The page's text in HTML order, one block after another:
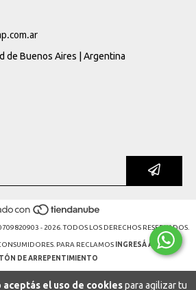
aceptás el uso de cookiespara agilizar tu
de Buenos Aires | Argentina
- 2026. TODOS LOS DERECHOS RESERVADOS.
PARA RECLAMOS
INGRESÁ ACÁ.
DE ARREPENTIMIENTO